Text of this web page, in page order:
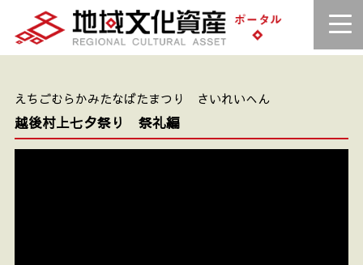
えちごむらかみたなばたまつり さいれいへん
越後村上七夕祭り 祭礼編